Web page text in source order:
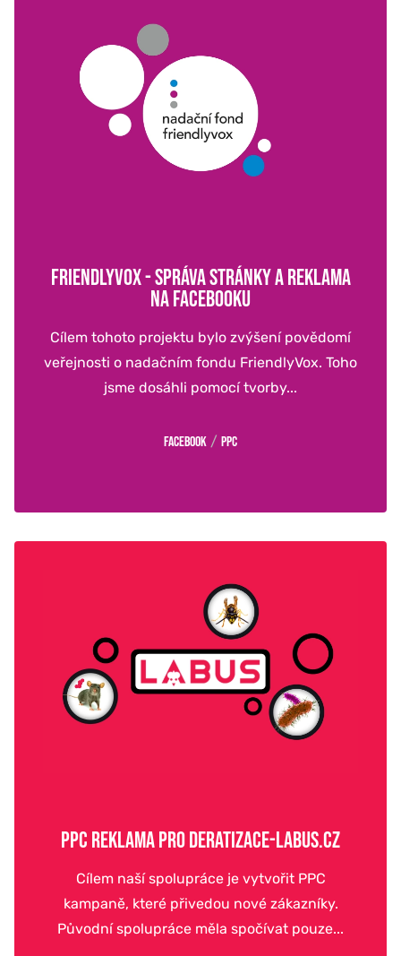
FRIENDLYVOX - SPRÁVA STRÁNKY A REKLAMA
NA FACEBOOKU
Cílem tohoto projektu bylo zvýšení povědomí
veřejnosti o nadačním fondu FriendlyVox. Toho
jsme dosáhli pomocí tvorby...
Facebook / PPC
PPC REKLAMA PRO DERATIZACE-LABUS.CZ
Cílem naší spolupráce je vytvořit PPC
kampaně, které přivedou nové zákazníky.
Původní spolupráce měla spočívat pouze...